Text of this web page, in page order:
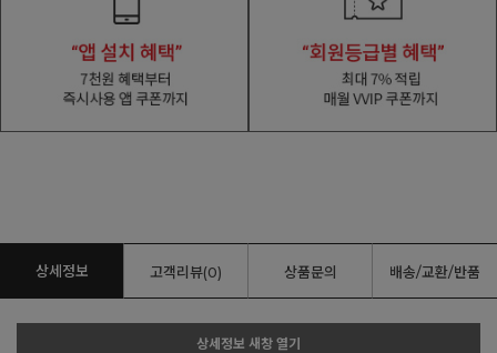
상세정보 고객리뷰(0) 상품문의 배송/교환/반품
상세정보 새창 열기